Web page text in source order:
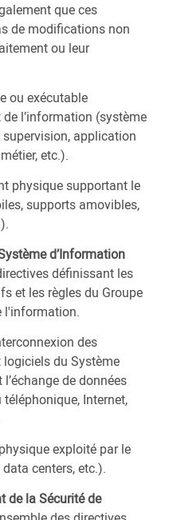
que ces
de modifications non
ou leur
ou exécutable
l’information (système
application
etc.).
physique supportant le
supports amovibles,
d’Information
définissant les
et les règles du Groupe
l'information.
des
du Système
de données
Internet,
exploité par le
centers, etc.).
de la Sécurité de